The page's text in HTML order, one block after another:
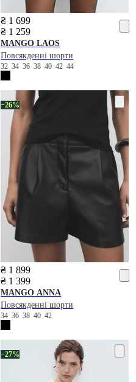
₴ 1 699
₴ 1 259
MANGO LAOS
Повсякденні шорти
32343638404244
−26%
₴ 1 899
₴ 1 399
MANGO ANNA
Повсякденні шорти
3436384042
−27%